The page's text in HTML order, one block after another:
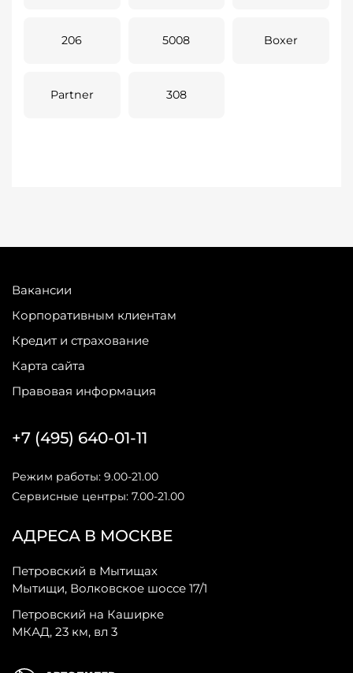
206 5008 Boxer
Partner 308
Вакансии
Корпоративным клиентам
Кредит и страхование
Карта сайта
Правовая информация
АДРЕСА В МОСКВЕ
Петровский в Мытищах
Мытищи, Волковское шоссе 17/1
Петровский на Каширке
МКАД, 23 км, вл 3
+7 (495) 640-01-11
Режим работы: 9.00-21.00
Сервисные центры: 7.00-21.00